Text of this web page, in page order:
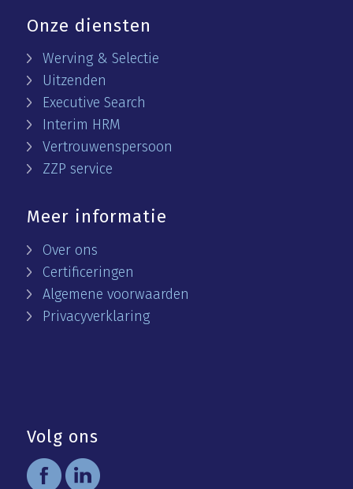
Onze diensten
Werving & Selectie
Uitzenden
Executive Search
Interim HRM
Vertrouwenspersoon
ZZP service
Meer informatie
Over ons
Certificeringen
Algemene voorwaarden
Privacyverklaring
Volg ons